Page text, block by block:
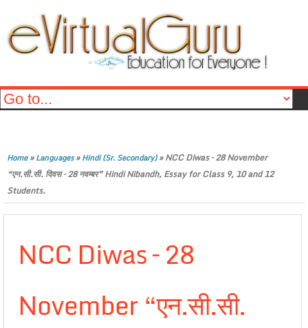
Home»Languages»Hindi (Sr. Secondary)»NCC Diwas – 28 November
“एन.सी.सी. दिवस – 28 नवम्बर” Hindi Nibandh, Essay for Class 9, 10 and 12
Students.
NCC Diwas – 28
November “एन.सी.सी.